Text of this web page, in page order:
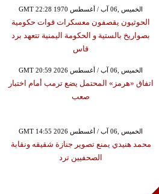
GMT 22:28 1970 الخميس ,06 آب / أغسطس
الحوثيون يقصفون معسكرات قوات حكومية
بصواريخ بالستية و الحكومة اليمنية تتعهد برد
قاس
GMT 20:59 2026 الخميس ,06 آب / أغسطس
اتفاق «هرمز» المحتمل يضع ترمب أمام اختبار
صعب
GMT 14:55 2026 الخميس ,06 آب / أغسطس
محمد هنيدي يمنع تصوير جنازة شقيقه ونقابة
الصحفيين ترد